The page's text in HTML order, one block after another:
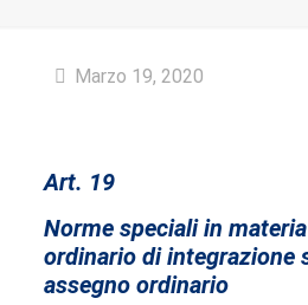
Marzo 19, 2020
Art. 19
Norme speciali in
ordinario di integrazione
assegno ordinario